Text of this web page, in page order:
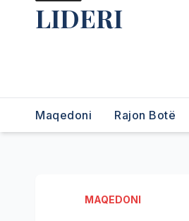
LIDERI
Maqedoni Rajon Botë
MAQEDONI